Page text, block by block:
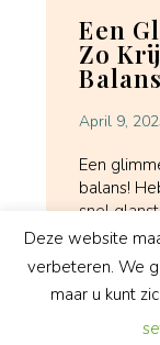
Een
Zo
April 9,
Een
balans!
snel glanst
Deze website
verbeteren. We
maar u kunt